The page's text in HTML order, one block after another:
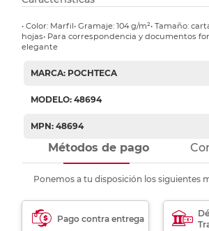
• Color: Marfil• Gramaje: 104 g/m²• Tamaño:
hojas• Para correspondencia y documentos
elegante
MARCA: POCHTECA
MODELO: 48694
MPN: 48694
Métodos de pago
Ponemos a tu disposición los siguientes
Pago contra entrega